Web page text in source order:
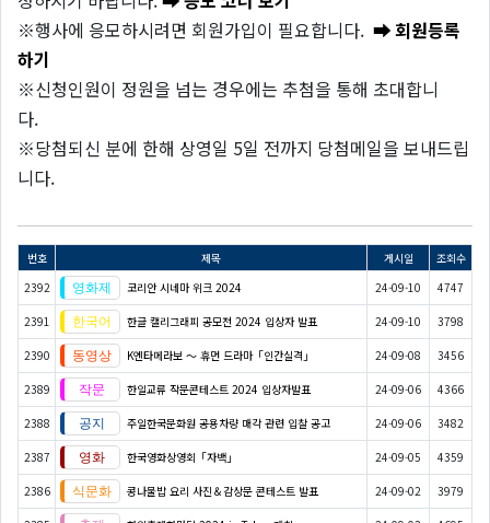
※행사에 응모하시려면 회원가입이 필요합니다. ➡ 회원등록
하기
※신청인원이 정원을 넘는 경우에는 추첨을 통해 초대합니
다.
※당첨되신 분에 한해 상영일 5일 전까지 당첨메일을 보내드립
니다.
번호 제목 게시일
조회수
2392
코리안 시네마 위크 2024 24-09-10 4747
2391 한글 캘리그래피 공모전 2024 입상자 발표 24-09-10 3798
2390 K엔타메라보 ～ 휴먼 드라마「인간실격」 24-09-08 3456
2389 한일교류 작문콘테스트 2024 입상자발표 24-09-06 4366
2388 주일한국문화원 공용차량 매각 관련 입찰 공고 24-09-06 3482
2387 한국영화상영회「자백」 24-09-05 4359
2386 콩나물밥 요리 사진＆감상문 콘테스트 발표 24-09-02 3979